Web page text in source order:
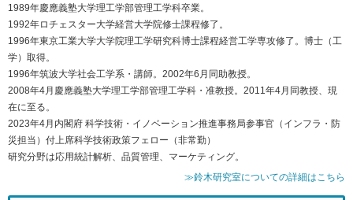
1989年慶應義塾大学理工学部管理工学科卒業。
1992年ロチェスター大学経営大学院修士課程修了。
1996年東京工業大学大学院理工学研究科博士課程経営工学専攻修了。博士（工
学）取得。
1996年筑波大学社会工学系・講師。2002年6月同助教授。
2008年4月慶應義塾大学理工学部管理工学科・准教授。2011年4月同教授、現
在に至る。
2023年4月内閣府 科学技術・イノベーション推進事務局参事官（インフラ・防
災担当）付上席科学技術政策フェロー（非常勤）
研究分野は応用統計解析、品質管理、マーケティング。
≫鈴木研究室についての詳細はこちら